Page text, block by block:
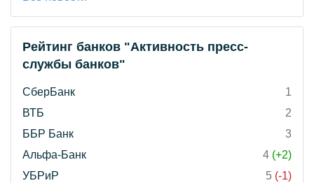
Рейтинг банков "Активность пресс-
службы банков"
СберБанк
1
ВТБ
2
ББР Банк
3
Альфа-Банк
4 (+2)
УБРиР
5 (-1)